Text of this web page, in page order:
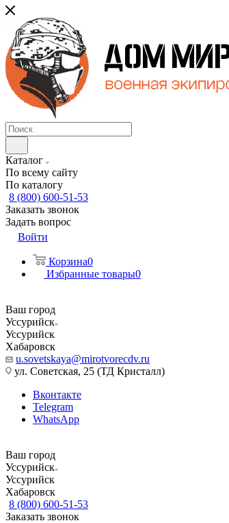
Каталог
По всему сайту
По каталогу
8 (800) 600-51-53
Заказать звонок
Задать вопрос
Войти
Корзина0
Избранные товары0
Ваш город
Уссурийск
Уссурийск
Хабаровск
u.sovetskaya@mirotvorecdv.ru
ул. Советская, 25 (ТД Кристалл)
Вконтакте
Telegram
WhatsApp
Ваш город
Уссурийск
Уссурийск
Хабаровск
8 (800) 600-51-53
Заказать звонок